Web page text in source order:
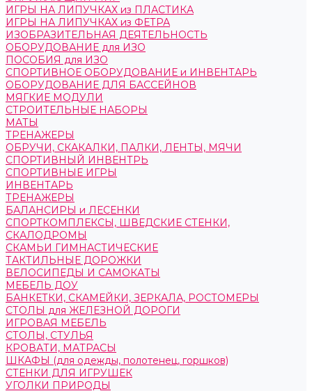
ИГРЫ НА ЛИПУЧКАХ из ПЛАСТИКА
ИГРЫ НА ЛИПУЧКАХ из ФЕТРА
ИЗОБРАЗИТЕЛЬНАЯ ДЕЯТЕЛЬНОСТЬ
ОБОРУДОВАНИЕ для ИЗО
ПОСОБИЯ для ИЗО
СПОРТИВНОЕ ОБОРУДОВАНИЕ и ИНВЕНТАРЬ
ОБОРУДОВАНИЕ ДЛЯ БАССЕЙНОВ
МЯГКИЕ МОДУЛИ
СТРОИТЕЛЬНЫЕ НАБОРЫ
МАТЫ
ТРЕНАЖЕРЫ
ОБРУЧИ, СКАКАЛКИ, ПАЛКИ, ЛЕНТЫ, МЯЧИ
СПОРТИВНЫЙ ИНВЕНТРЬ
СПОРТИВНЫЕ ИГРЫ
ИНВЕНТАРЬ
ТРЕНАЖЕРЫ
БАЛАНСИРЫ и ЛЕСЕНКИ
СПОРТКОМПЛЕКСЫ, ШВЕДСКИЕ СТЕНКИ,
СКАЛОДРОМЫ
СКАМЬИ ГИМНАСТИЧЕСКИЕ
ТАКТИЛЬНЫЕ ДОРОЖКИ
ВЕЛОСИПЕДЫ И САМОКАТЫ
МЕБЕЛЬ ДОУ
БАНКЕТКИ, СКАМЕЙКИ, ЗЕРКАЛА, РОСТОМЕРЫ
СТОЛЫ для ЖЕЛЕЗНОЙ ДОРОГИ
ИГРОВАЯ МЕБЕЛЬ
СТОЛЫ, СТУЛЬЯ
КРОВАТИ, МАТРАСЫ
ШКАФЫ (для одежды, полотенец, горшков)
СТЕНКИ ДЛЯ ИГРУШЕК
УГОЛКИ ПРИРОДЫ